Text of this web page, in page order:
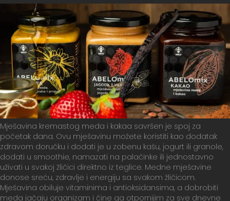
Mješavina kremastog meda i kakaa savršen je spoj za
početak dana. Ovu mješavinu možete koristiti kao dodatak
zdravom doručku i dodati je u zobenu kašu, jogurt ili granole,
dodati u smoothie, namazati na palačinke ili jednostavno
uživati u svakoj žličici direktno iz teglice. Medne mješavine
donose sreću, zdravlje i energiju sa svakom žličicom.
Mješavina obiluje vitaminima i antioksidansima, a dobrobiti
meda jačaju organizam i čine ga otpornijim za sve dnevne